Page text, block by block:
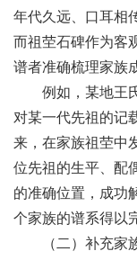
年代久远、口耳相
而祖茔石碑作为客
谱者准确梳理家族
例如，某地王氏
对某一代先祖的记
来，在家族祖茔中
位先祖的生平、配
的准确位置，成功
个家族的谱系得以
（二）补充家族